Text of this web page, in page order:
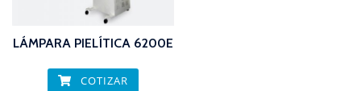
LÁMPARA PIELÍTICA 6200E
COTIZAR